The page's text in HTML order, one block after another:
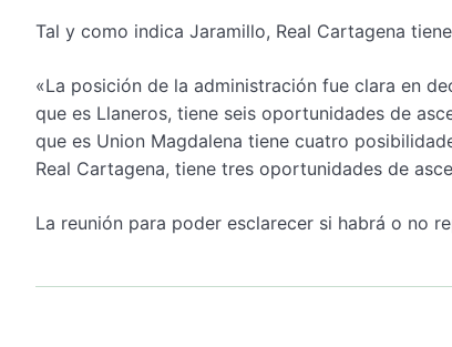
Tal y como indica Jaramillo, Real Cartagena
«La posición de la administración fue clara en
que es Llaneros, tiene seis oportunidades de
que es Union Magdalena tiene cuatro
Real Cartagena, tiene tres oportunidades de
La reunión para poder esclarecer si habrá o no